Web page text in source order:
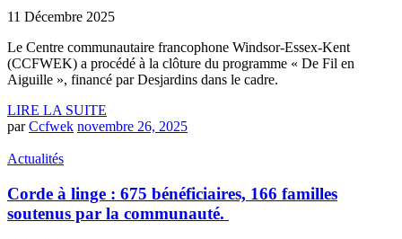
11 Décembre 2025
Le Centre communautaire francophone Windsor-Essex-Kent
(CCFWEK) a procédé à la clôture du programme « De Fil en
Aiguille », financé par Desjardins dans le cadre.
LIRE LA SUITE
parCcfwek novembre 26, 2025
Actualités
Corde à linge : 675 bénéficiaires, 166 familles
soutenus par la communauté.